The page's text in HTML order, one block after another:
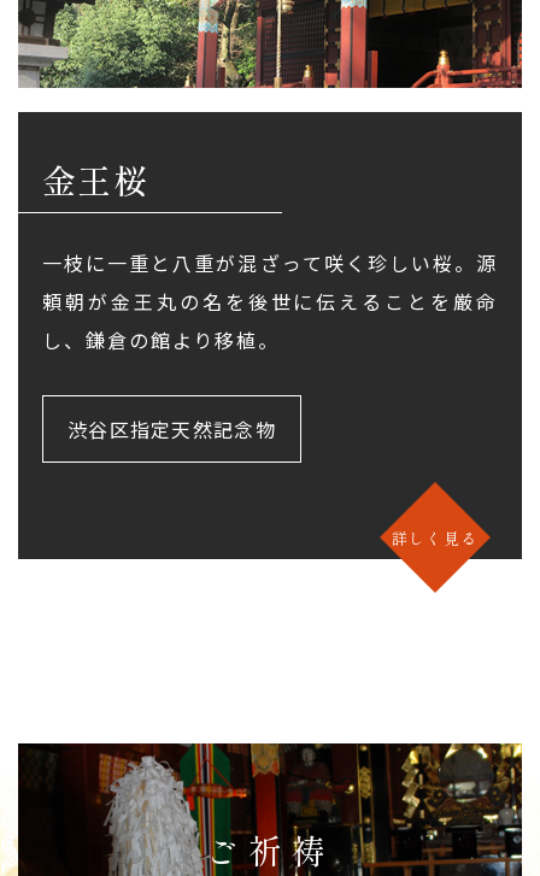
金王桜
一枝に一重と八重が混ざって咲く珍しい桜。源
頼朝が金王丸の名を後世に伝えることを厳命
し、鎌倉の館より移植。
渋谷区指定天然記念物
詳しく見る
ご祈祷